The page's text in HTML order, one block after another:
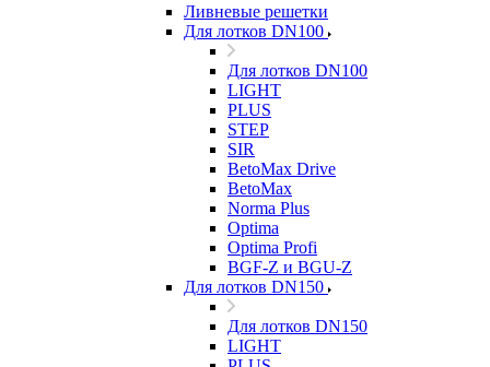
Ливневые решетки
Для лотков DN100
Для лотков DN100
LIGHT
PLUS
STEP
SIR
BetoMax Drive
BetoMax
Norma Plus
Optima
Optima Profi
BGF-Z и BGU-Z
Для лотков DN150
Для лотков DN150
LIGHT